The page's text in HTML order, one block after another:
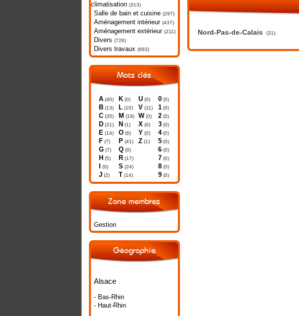
climatisation (313)
Salle de bain et cuisine (297)
Aménagement intérieur (437)
Aménagement extérieur (211)
Divers (726)
Divers travaux (683)
Mots clés
A(40)
B(13)
C(35)
D(21)
E (14)
F(7)
G(7)
H (5)
(0)
J(2)
K(0)
L(10)
M (19)
N (1)
O(6)
P(41)
Q(0)
R(17)
S (24)
T (14)
U(0)
V (11)
W(0)
X (0)
Y (0)
Z(1)
0(0)
1(0)
2(0)
3(0)
4(0)
5(0)
6(0)
7(0)
8(0)
9(0)
Zone membres
Gestion
Géographie
Alsace
- Bas-Rhin
- Haut-Rhin
Nord-Pas-de-Calais (31)